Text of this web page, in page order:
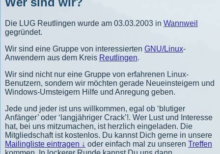
Die LUG Reutlingen wurde am 03.03.2003 in Wannweil
gegründet.
Wir sind eine Gruppe von interessierten GNU/Linux-
Anwendern aus dem Kreis Reutlingen.
Wir sind nicht nur eine Gruppe von erfahrenen Linux-
Benutzern, sondern wir möchten gerade Neueinsteigern und
Windows-Umsteigern Hilfe und Anregung geben.
Jede und jeder ist uns willkommen, egal ob ‘blutiger
Anfänger’ oder ‘langjähriger Crack’!. Wer Lust und Interesse
hat, bei uns mitzumachen, ist herzlich eingeladen. Die
Mitgliedschaft ist kostenlos. Du kannst Dich gerne in unsere
Mailingliste eintragen ↓ oder einfach mal zu unseren Treffen